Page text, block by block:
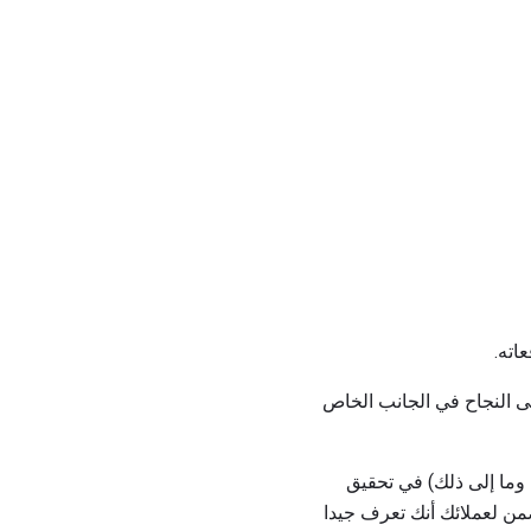
النجاح في الجانب الخاص
وما إلى ذلك) في تحقيق
لعملائك أنك تعرف جيدا